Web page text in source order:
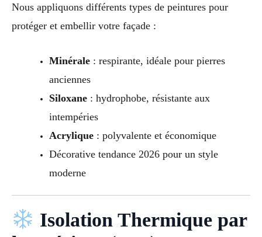
Nous appliquons différents types de peintures pour
protéger et embellir votre façade :
Minérale: respirante, idéale pour pierres
anciennes
Siloxane: hydrophobe, résistante aux
intempéries
Acrylique: polyvalente et économique
Décorative tendance 2026 pour un style
moderne
Isolation Thermique par